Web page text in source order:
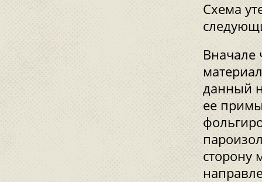
Схема
Вначале
данный
ее
сторону